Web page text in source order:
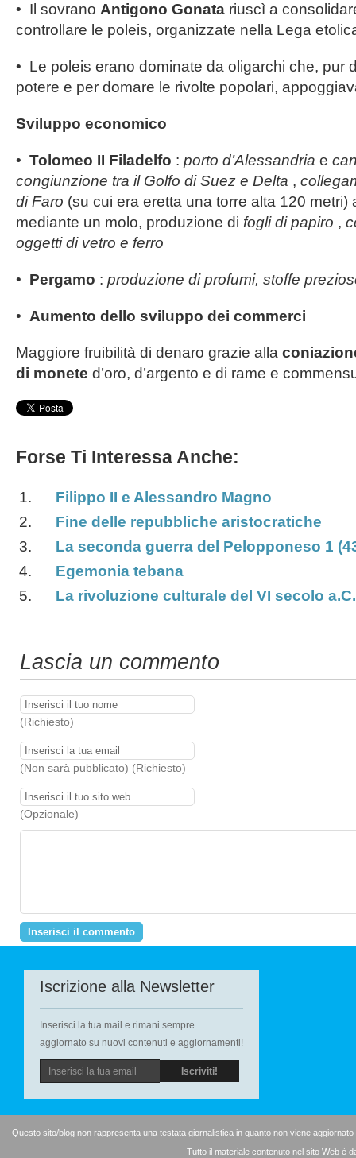
• Il sovrano Antigono Gonata riuscì a
controllare le poleis, organizzate nella Lega
• Le poleis erano dominate da oligarchi che, pur
potere e per domare le rivolte popolari,
Sviluppo economico
• Tolomeo II Filadelfo : porto d’Alessandria e
congiunzione tra il Golfo di Suez e Delta ,
di Faro (su cui era eretta una torre alta 120 metri)
mediante un molo, produzione di fogli di papiro ,
oggetti di vetro e ferro
• Pergamo : produzione di profumi, stoffe
• Aumento dello sviluppo dei commerci
Maggiore fruibilità di denaro grazie alla
di monete d’oro, d’argento e di rame e
Forse Ti Interessa Anche:
Filippo II e Alessandro Magno
Fine delle repubbliche aristocratiche
La seconda guerra del Pelopponeso 1
Egemonia tebana
La rivoluzione culturale del VI secolo a.C.
Lascia un commento
(Richiesto)
(Non sarà pubblicato) (Richiesto)
(Opzionale)
Iscrizione alla Newsletter
Inserisci la tua mail e rimani sempre
aggiornato su nuovi contenuti e aggiornamenti!
Questo sito/blog non rappresenta una testata giornalistica in quanto non viene
Tutto il materiale contenuto nel sito Web è